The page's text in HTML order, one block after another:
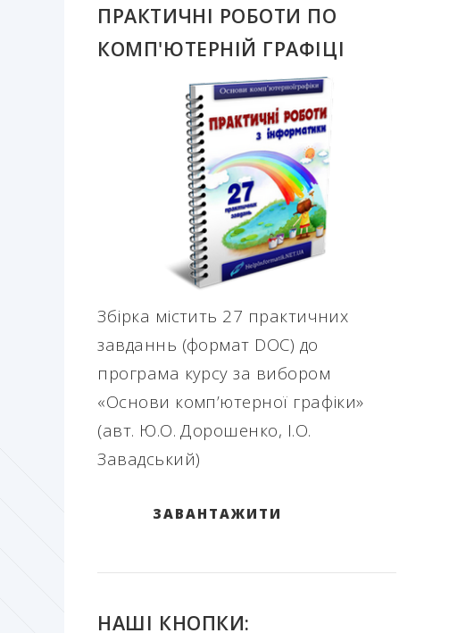
ПРАКТИЧНІ РОБОТИ ПО
КОМП'ЮТЕРНІЙ ГРАФІЦІ
Збірка містить 27 практичних
завданнь (формат DOC) до
програма курсу за вибором
«Основи комп’ютерної графіки»
(авт. Ю.О. Дорошенко, І.О.
Завадський)
ЗАВАНТАЖИТИ
НАШІ КНОПКИ: